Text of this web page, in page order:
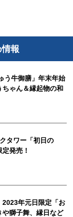
報
う牛御膳」年末年始
ゃん＆縁起物の和
タワー「初日の
発売！
2023年元日限定「お
や獅子舞、縁日など